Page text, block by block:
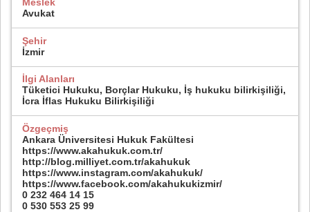
Avukat
Şehir
İzmir
İlgi Alanları
Tüketici Hukuku, Borçlar Hukuku, İş hukuku bilirkişiliği,
İcra İflas Hukuku Bilirkişiliği
Özgeçmiş
Ankara Üniversitesi Hukuk Fakültesi
https://www.akahukuk.com.tr/
http://blog.milliyet.com.tr/akahukuk
https://www.instagram.com/akahukuk/
https://www.facebook.com/akahukukizmir/
0 232 464 14 15
0 530 553 25 99